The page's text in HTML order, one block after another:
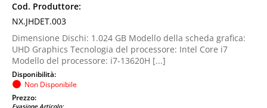
Cod. Produttore:
NX.JHDET.003
Dimensione Dischi: 1.024 GB Modello della scheda grafica:
UHD Graphics Tecnologia del processore: Intel Core i7
Modello del processore: i7-13620H [...]
Disponibilità:
Non Disponibile
Prezzo:
Evasione Articolo: